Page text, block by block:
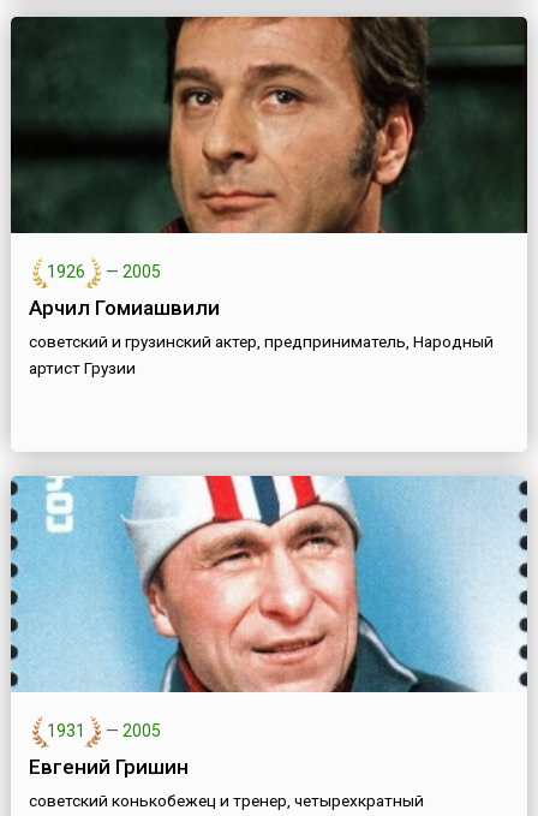
1926 — 2005
Арчил Гомиашвили
советский и грузинский актер, предприниматель, Народный
артист Грузии
1931 — 2005
Евгений Гришин
советский конькобежец и тренер, четырехкратный